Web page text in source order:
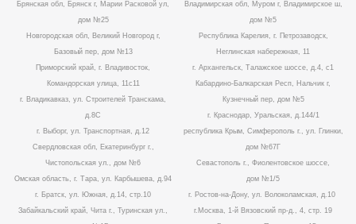
Брянская обл, Брянск г, Марии Расковой ул,
дом №25
Новгородская обл, Великий Новгород г,
Базовый пер, дом №13
Приморский край, г. Владивосток,
Командорская улица, 11с11
г. Владикавказ, ул. Строителей Транскама,
д.8С
г. Выборг, ул. Транспортная, д.12
Свердловская обл, Екатеринбург г.,
Чистопольская ул., дом №6
Омская область, г. Тара, ул. Карбышева, д.94
г. Братск, ул. Южная, д.14, стр.10
Забайкальский край, Чита г., Туринская ул.,
Владимирская обл, Муром г, Владимирское ш,
дом №5
Республика Карелия, г. Петрозаводск,
Неглинская набережная, 11
г. Архангельск, Талажское шоссе, д.4, с1
Кабардино-Балкарская Респ, Нальчик г,
Кузнечный пер, дом №5
г. Краснодар, Уральская, д.144/1
республика Крым, Симферополь г., ул. Глинки,
дом №67Г
Севастополь г., Фиолентовское шоссе,
дом №1/5
г. Ростов-на-Дону, ул. Волоколамская, д.10
г.Москва, 1-й Вязовский пр-д., 4, стр. 19